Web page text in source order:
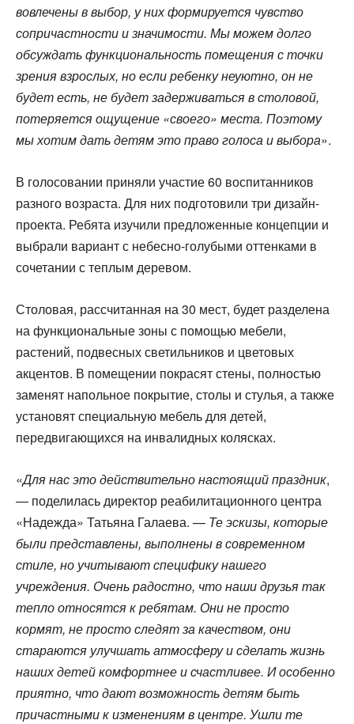
вовлечены в выбор, у них формируется чувство
сопричастности и значимости. Мы можем долго
обсуждать функциональность помещения с точки
зрения взрослых, но если ребенку неуютно, он не
будет есть, не будет задерживаться в столовой,
потеряется ощущение «своего» места. Поэтому
мы хотим дать детям это право голоса и выбора».
В голосовании приняли участие 60 воспитанников
разного возраста. Для них подготовили три дизайн-
проекта. Ребята изучили предложенные концепции и
выбрали вариант с небесно-голубыми оттенками в
сочетании с теплым деревом.
Столовая, рассчитанная на 30 мест, будет разделена
на функциональные зоны с помощью мебели,
растений, подвесных светильников и цветовых
акцентов. В помещении покрасят стены, полностью
заменят напольное покрытие, столы и стулья, а также
установят специальную мебель для детей,
передвигающихся на инвалидных колясках.
«Для нас это действительно настоящий праздник,
— поделилась директор реабилитационного центра
«Надежда» Татьяна Галаева. — Те эскизы, которые
были представлены, выполнены в современном
стиле, но учитывают специфику нашего
учреждения. Очень радостно, что наши друзья так
тепло относятся к ребятам. Они не просто
кормят, не просто следят за качеством, они
стараются улучшать атмосферу и сделать жизнь
наших детей комфортнее и счастливее. И особенно
приятно, что дают возможность детям быть
причастными к изменениям в центре. Ушли те